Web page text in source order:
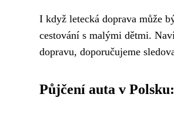
I když letecká doprava může
cestování s malými dětmi.
dopravu, doporučujeme
Půjčení auta v